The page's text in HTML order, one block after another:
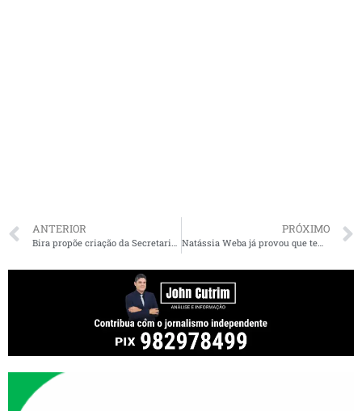
ANTERIOR PRÓXIMO
Natássia Weba já provou que tem centenas de jovens ao seu lado